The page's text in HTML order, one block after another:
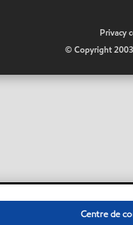
Privacy
© Copyright
Centre de